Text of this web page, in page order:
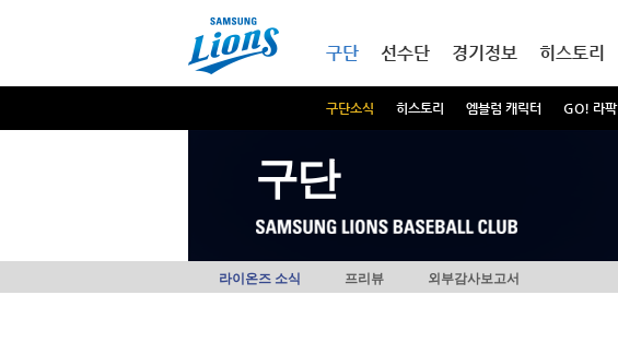
구단
구단소식 히스토리 엠블럼 캐릭터 GO! 라팍
선수단 경기정보 히스토리
구단
라이온즈 소식 프리뷰 외부감사보고서